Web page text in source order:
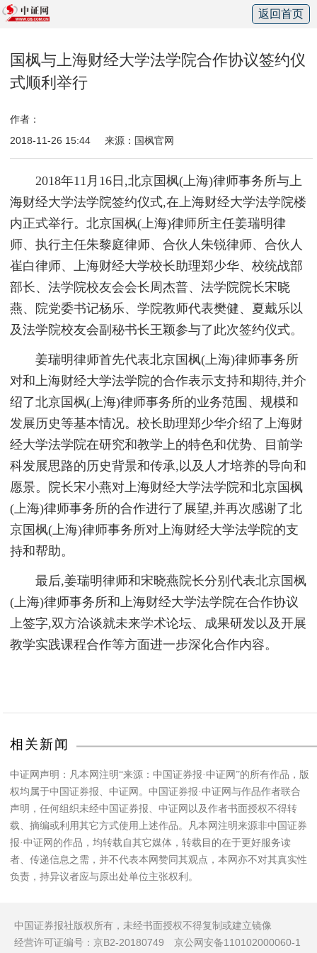
返回首页
国枫与上海财经大学法学院合作协议签约仪
式顺利举行
作者：
2018-11-26 15:44
来源：国枫官网
2018年11月16日,北京国枫(上海)律师事务所与上
海财经大学法学院签约仪式,在上海财经大学法学院楼
内正式举行。北京国枫(上海)律师所主任姜瑞明律
师、执行主任朱黎庭律师、合伙人朱锐律师、合伙人
崔白律师、上海财经大学校长助理郑少华、校统战部
部长、法学院校友会会长周杰普、法学院院长宋晓
燕、院党委书记杨乐、学院教师代表樊健、夏戴乐以
及法学院校友会副秘书长王颖参与了此次签约仪式。
姜瑞明律师首先代表北京国枫(上海)律师事务所
对和上海财经大学法学院的合作表示支持和期待,并介
绍了北京国枫(上海)律师事务所的业务范围、规模和
发展历史等基本情况。校长助理郑少华介绍了上海财
经大学法学院在研究和教学上的特色和优势、目前学
科发展思路的历史背景和传承,以及人才培养的导向和
愿景。院长宋小燕对上海财经大学法学院和北京国枫
(上海)律师事务所的合作进行了展望,并再次感谢了北
京国枫(上海)律师事务所对上海财经大学法学院的支
持和帮助。
最后,姜瑞明律师和宋晓燕院长分别代表北京国枫
(上海)律师事务所和上海财经大学法学院在合作协议
上签字,双方洽谈就未来学术论坛、成果研发以及开展
教学实践课程合作等方面进一步深化合作内容。
相关新闻
中证网声明：凡本网注明“来源：中国证券报·中证网”的所有作品，版
权均属于中国证券报、中证网。中国证券报·中证网与作品作者联合
声明，任何组织未经中国证券报、中证网以及作者书面授权不得转
载、摘编或利用其它方式使用上述作品。凡本网注明来源非中国证券
报·中证网的作品，均转载自其它媒体，转载目的在于更好服务读
者、传递信息之需，并不代表本网赞同其观点，本网亦不对其真实性
负责，持异议者应与原出处单位主张权利。
中国证券报社版权所有，未经书面授权不得复制或建立镜像
经营许可证编号：京B2-20180749 京公网安备110102000060-1